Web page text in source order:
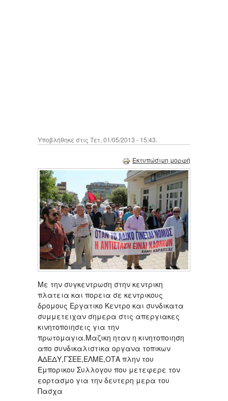
Υποβλήθηκε στις Τετ, 01/05/2013 - 15:43.
Εκτυπώσιμη μορφή
Με την συγκεντρωση στην κεντρικη
πλατεια και πορεια σε κεντρικους
δρομους Εργατικο Κεντρο και συνδικατα
συμμετειχαν σημερα στις απεργιακες
κινητοποιησεις για την
πρωτομαγια.Μαζικη ηταν η κινητοποιηση
απο συνδικαλιστικα οργανα τοπικων
ΑΔΕΔΥ,ΓΣΕΕ,ΕΛΜΕ,ΟΤΑ πλην του
Εμπορικου Συλλογου που μετεφερε τον
εορτασμο για την δευτερη μερα του
Πασχα